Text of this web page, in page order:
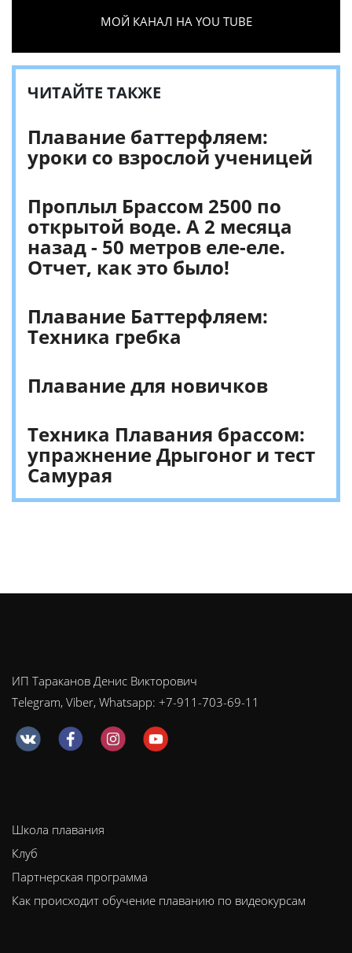
МОЙ КАНАЛ НА YOU TUBE
ЧИТАЙТЕ ТАКЖЕ
Плавание баттерфляем:
уроки со взрослой ученицей
Проплыл Брассом 2500 по
открытой воде. А 2 месяца
назад - 50 метров еле-еле.
Отчет, как это было!
Плавание Баттерфляем:
Техника гребка
Плавание для новичков
Техника Плавания брассом:
упражнение Дрыгоног и тест
Самурая
ИП Тараканов Денис Викторович
Telegram, Viber, Whatsapp: +7-911-703-69-11
Школа плавания
Клуб
Партнерская программа
Как происходит обучение плаванию по видеокурсам